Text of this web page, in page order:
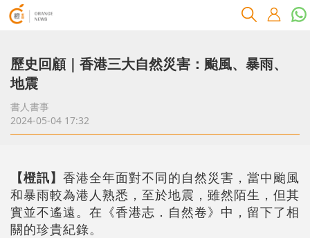
歷史回顧｜香港三大自然災害：颱風、暴雨、
地震
書人書事
2024-05-04 17:32
【橙訊】 香港全年面對不同的自然災害，當中颱風
和暴雨較為港人熟悉，至於地震，雖然陌生，但其
實並不遙遠。在《香港志．自然卷》中，留下了相
關的珍貴紀錄。